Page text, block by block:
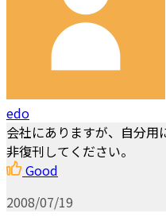
edo
会社にありますが、自分
非復刊してください。
Good
2008/07/19